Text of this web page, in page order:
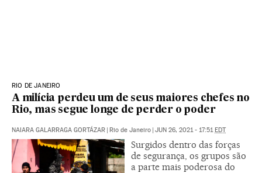
RIO DE JANEIRO
A milícia perdeu um de seus maiores chefes no
Rio, mas segue longe de perder o poder
NAIARA GALARRAGA GORTÁZAR Rio de Janeiro JUN 26, 2021 - 17:51 EDT
Surgidos dentro das forças
de segurança, os grupos são
a parte mais poderosa do